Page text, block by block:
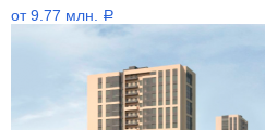
от 9.77 млн. a